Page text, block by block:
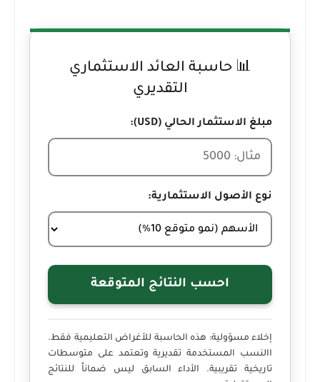
📊 حاسبة العائد الاستثماري
التقديري
مبلغ الاستثمار الحالي (USD):
نوع الأصول الاستثمارية:
احسب النتائج المتوقعة
إخلاء مسؤولية: هذه الحاسبة للأغراض التعليمية فقط.
االنسب المستخدمة تقديرية وتعتمد على متوسطات
تاريخية تقريبية. الأداء السابق ليس ضماناً للنتائج